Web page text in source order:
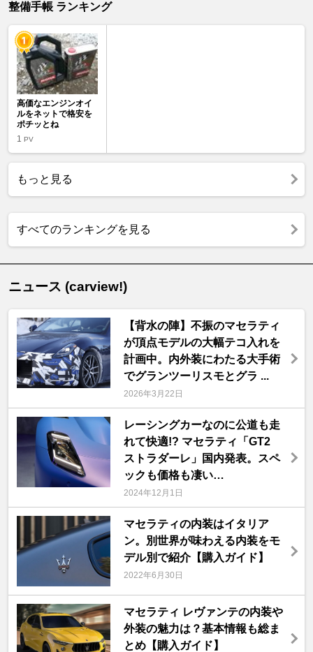
整備手帳 ランキング
高価なエンジンオイ
ルをネットで格安を
ポチッとね
1 PV
もっと見る
すべてのランキングを見る
ニュース (carview!)
【背水の陣】不振のマセラティ
が頂点モデルの大幅テコ入れを
計画中。内外装にわたる大手術
でグランツーリスモとグラ ...
2026年3月22日
レーシングカーなのに公道も走
れて快適!? マセラティ「GT2
ストラダーレ」国内発表。スペ
ックも価格も凄い…
2024年12月1日
マセラティの内装はイタリア
ン。別世界が味わえる内装をモ
デル別で紹介【購入ガイド】
2022年6月30日
マセラティ レヴァンテの内装や
外装の魅力は？基本情報も総ま
とめ【購入ガイド】